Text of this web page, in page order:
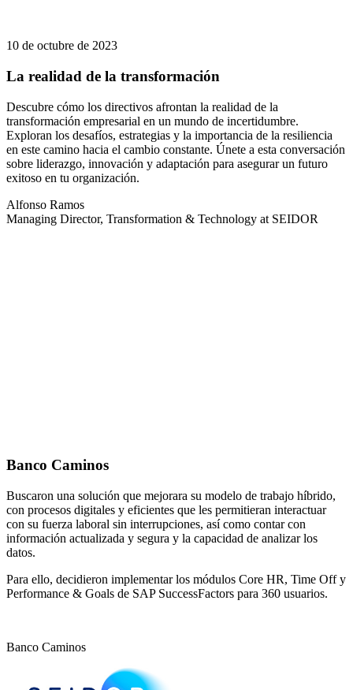
10 de octubre de 2023
La realidad de la transformación
Descubre cómo los directivos afrontan la realidad de la
transformación empresarial en un mundo de incertidumbre.
Exploran los desafíos, estrategias y la importancia de la resiliencia
en este camino hacia el cambio constante. Únete a esta conversación
sobre liderazgo, innovación y adaptación para asegurar un futuro
exitoso en tu organización.
Alfonso Ramos
Managing Director, Transformation & Technology at SEIDOR
Banco Caminos
Buscaron una solución que mejorara su modelo de trabajo híbrido,
con procesos digitales y eficientes que les permitieran interactuar
con su fuerza laboral sin interrupciones, así como contar con
información actualizada y segura y la capacidad de analizar los
datos.​
Para ello, decidieron implementar los módulos Core HR, Time Off y
Performance & Goals de SAP SuccessFactors para 360 usuarios.​
Banco Caminos